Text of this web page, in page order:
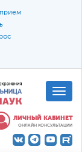
ЛИЧНЫЙ КАБИНЕТ
ОНЛАЙН КОНСУЛЬТАЦИИ